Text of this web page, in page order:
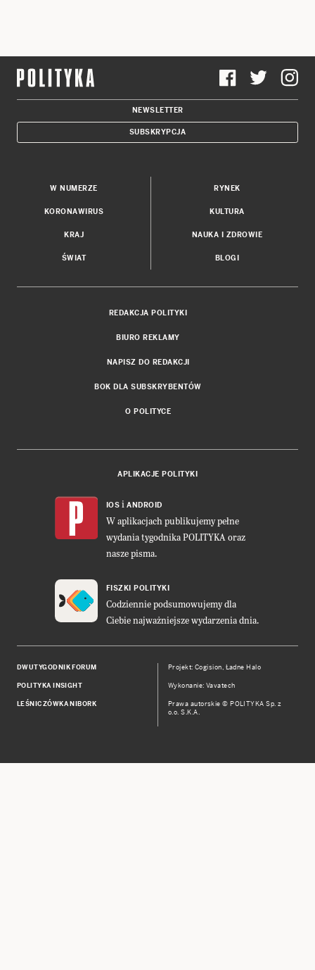
NEWSLETTER
SUBSKRYPCJA
W NUMERZE
KORONAWIRUS
KRAJ
ŚWIAT
RYNEK
KULTURA
NAUKA I ZDROWIE
BLOGI
REDAKCJA POLITYKI
BIURO REKLAMY
NAPISZ DO REDAKCJI
BOK DLA SUBSKRYBENTÓW
O POLITYCE
APLIKACJE POLITYKI
IOS i ANDROID
W aplikacjach publikujemy pełne
wydania tygodnika POLITYKA oraz
nasze pisma.
FISZKI POLITYKI
Codziennie podsumowujemy dla
Ciebie najważniejsze wydarzenia dnia.
DWUTYGODNIK FORUM
POLITYKA INSIGHT
LEŚNICZÓWKA NIBORK
Projekt:Cogision, Ładne Halo
Wykonanie: Vavatech
Prawa autorskie © POLITYKA Sp. z
o.o. S.K.A.